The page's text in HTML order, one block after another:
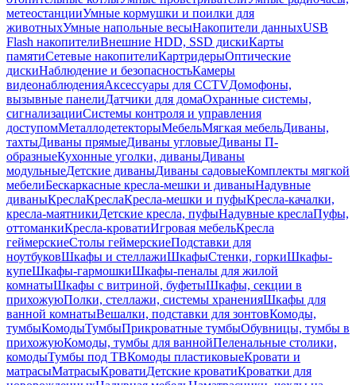
метеостанцииУмные кормушки и поилки для
животныхУмные напольные весыНакопители данныхUSB
Flash накопителиВнешние HDD, SSD дискиКарты
памятиСетевые накопителиКартридерыОптические
дискиНаблюдение и безопасностьКамеры
видеонаблюденияАксессуары для CCTVДомофоны,
вызывные панелиДатчики для домаОхранные системы,
сигнализацииСистемы контроля и управления
доступомМеталлодетекторыМебельМягкая мебельДиваны,
тахтыДиваны прямыеДиваны угловыеДиваны П-
образныеКухонные уголки, диваныДиваны
модульныеДетские диваныДиваны садовыеКомплекты мягкой
мебелиБескаркасные кресла-мешки и диваныНадувные
диваныКреслаКреслаКресла-мешки и пуфыКресла-качалки,
кресла-маятникиДетские кресла, пуфыНадувные креслаПуфы,
оттоманкиКресла-кроватиИгровая мебельКресла
геймерскиеСтолы геймерскиеПодставки для
ноутбуковШкафы и стеллажиШкафыСтенки, горкиШкафы-
купеШкафы-гармошкиШкафы-пеналы для жилой
комнатыШкафы с витриной, буфетыШкафы, секции в
прихожуюПолки, стеллажи, системы храненияШкафы для
ванной комнатыВешалки, подставки для зонтовКомоды,
тумбыКомодыТумбыПрикроватные тумбыОбувницы, тумбы в
прихожуюКомоды, тумбы для ваннойПеленальные столики,
комодыТумбы под ТВКомоды пластиковыеКровати и
матрасыМатрасыКроватиДетские кроватиКроватки для